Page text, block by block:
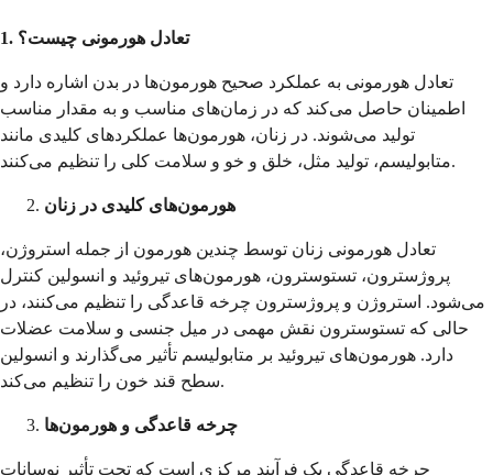
1. تعادل هورمونی چیست؟
تعادل هورمونی به عملکرد صحیح هورمون‌ها در بدن اشاره دارد و
اطمینان حاصل می‌کند که در زمان‌های مناسب و به مقدار مناسب
تولید می‌شوند. در زنان، هورمون‌ها عملکردهای کلیدی مانند
متابولیسم، تولید مثل، خلق و خو و سلامت کلی را تنظیم می‌کنند.
هورمون‌های کلیدی در زنان
تعادل هورمونی زنان توسط چندین هورمون از جمله استروژن،
پروژسترون، تستوسترون، هورمون‌های تیروئید و انسولین کنترل
می‌شود. استروژن و پروژسترون چرخه قاعدگی را تنظیم می‌کنند، در
حالی که تستوسترون نقش مهمی در میل جنسی و سلامت عضلات
دارد. هورمون‌های تیروئید بر متابولیسم تأثیر می‌گذارند و انسولین
سطح قند خون را تنظیم می‌کند.
چرخه قاعدگی و هورمون‌ها
چرخه قاعدگی یک فرآیند مرکزی است که تحت تأثیر نوسانات